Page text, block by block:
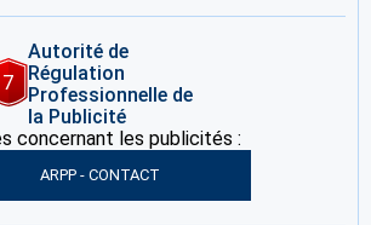
7
Autorité de
Régulation
Professionnelle de
la Publicité
concernant les publicités :
ARPP - CONTACT